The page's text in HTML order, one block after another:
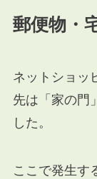
郵便物・
ネットショッ
先は「家の門
した。
ここで発生す